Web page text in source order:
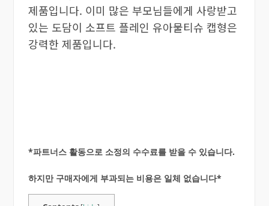
제품입니다. 이미 많은 부모님들에게 사랑받고
있는 도담이 소프트 플레인 유아물티슈 캡형은
강력한 제품입니다.
*파트너스 활동으로 소정의 수수료를 받을 수 있습니다.
하지만 구매자에게 부과되는 비용은 일체 없습니다*